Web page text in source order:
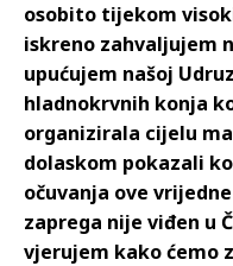
osobito tijekom
iskreno zahvaljujem
upućujem našoj
hladnokrvnih konja
organizirala cijelu
dolaskom pokazali
očuvanja ove
zaprega nije viđen u
vjerujem kako ćemo